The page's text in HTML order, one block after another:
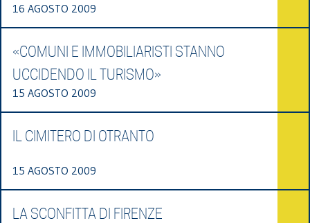
16 AGOSTO 2009
«COMUNI E IMMOBILIARISTI STANNO
UCCIDENDO IL TURISMO»
15 AGOSTO 2009
IL CIMITERO DI OTRANTO
15 AGOSTO 2009
LA SCONFITTA DI FIRENZE